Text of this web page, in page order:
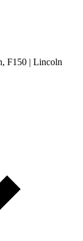
F150 | Lincoln